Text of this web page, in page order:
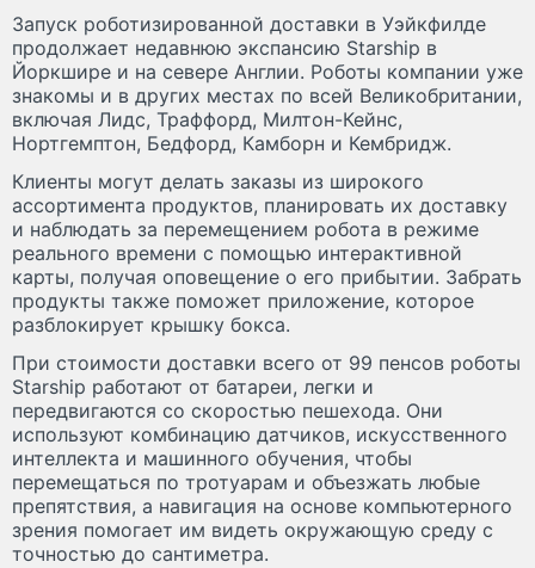
Запуск роботизированной доставки в Уэйкфилде
продолжает недавнюю экспансию Starship в
Йоркшире и на севере Англии. Роботы компании уже
знакомы и в других местах по всей Великобритании,
включая Лидс, Траффорд, Милтон-Кейнс,
Нортгемптон, Бедфорд, Камборн и Кембридж.
Клиенты могут делать заказы из широкого
ассортимента продуктов, планировать их доставку
и наблюдать за перемещением робота в режиме
реального времени с помощью интерактивной
карты, получая оповещение о его прибытии. Забрать
продукты также поможет приложение, которое
разблокирует крышку бокса.
При стоимости доставки всего от 99 пенсов роботы
Starship работают от батареи, легки и
передвигаются со скоростью пешехода. Они
используют комбинацию датчиков, искусственного
интеллекта и машинного обучения, чтобы
перемещаться по тротуарам и объезжать любые
препятствия, а навигация на основе компьютерного
зрения помогает им видеть окружающую среду с
точностью до сантиметра.